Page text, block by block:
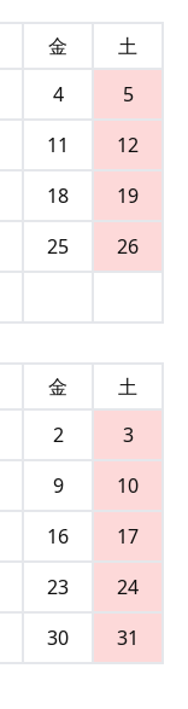
金
土
4
5
11
12
18
19
25
26
金
土
2
3
9
10
16
17
23
24
30 31